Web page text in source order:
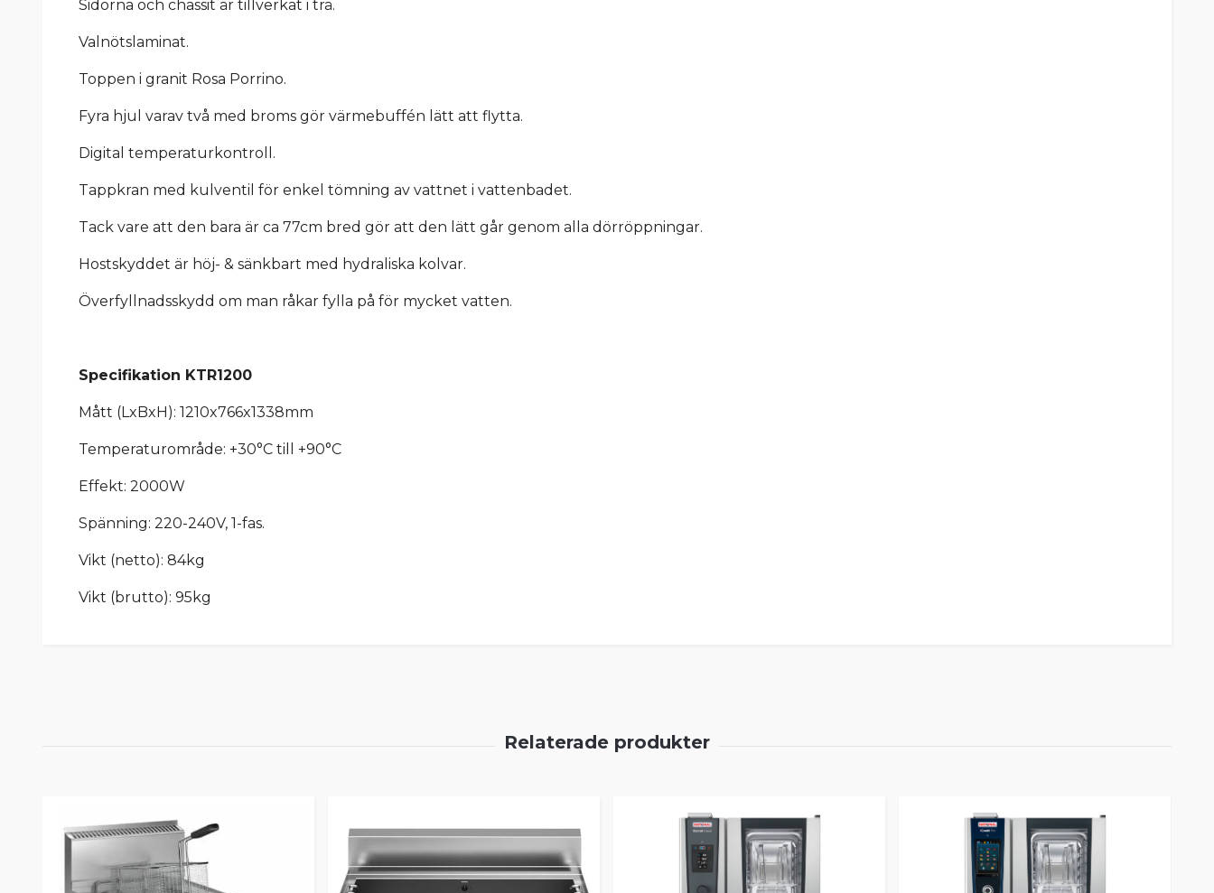
Sidorna och chassit är tillverkat i trä.
Valnötslaminat.
Toppen i granit Rosa Porrino.
Fyra hjul varav två med broms gör värmebuffén lätt att flytta.
Digital temperaturkontroll.
Tappkran med kulventil för enkel tömning av vattnet i vattenbadet.
Tack vare att den bara är ca 77cm bred gör att den lätt går genom alla dörröppningar.
Hostskyddet är höj- & sänkbart med hydraliska kolvar.
Överfyllnadsskydd om man råkar fylla på för mycket vatten.
Specifikation KTR1200
Mått (LxBxH): 1210x766x1338mm
Temperaturområde: +30°C till +90°C
Effekt: 2000W
Spänning: 220-240V, 1-fas.
Vikt (netto): 84kg
Vikt (brutto): 95kg